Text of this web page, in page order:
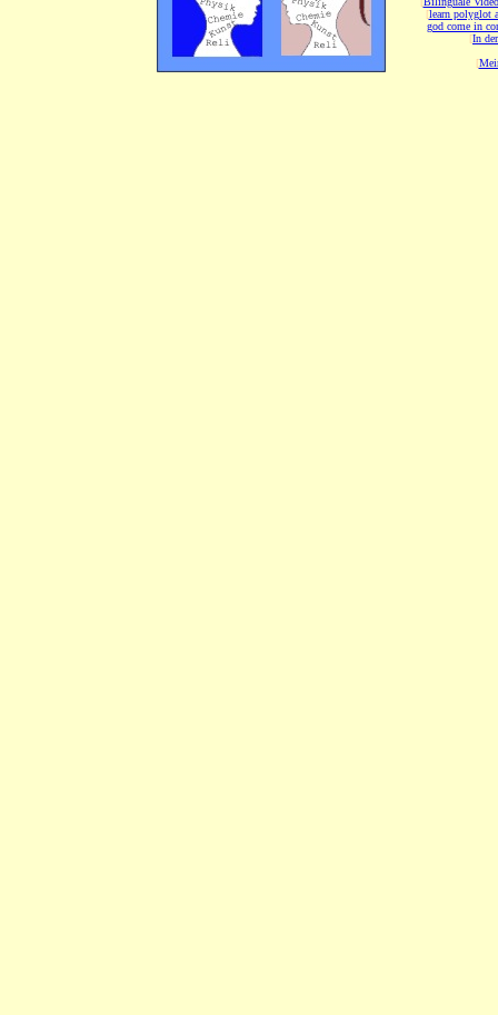
[learn polyglot
god come in
[In
[